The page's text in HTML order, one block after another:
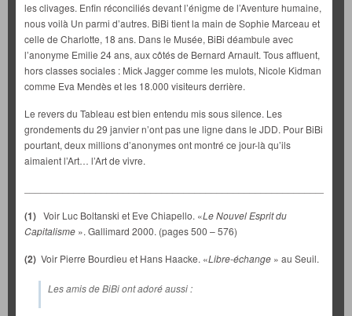
les clivages. Enfin réconciliés devant l’énigme de l’Aventure humaine,
nous voilà Un parmi d’autres. BiBi tient la main de Sophie Marceau et
celle de Charlotte, 18 ans. Dans le Musée, BiBi déambule avec
l’anonyme Emilie 24 ans, aux côtés de Bernard Arnault. Tous affluent,
hors classes sociales : Mick Jagger comme les mulots, Nicole Kidman
comme Eva Mendès et les 18.000 visiteurs derrière.
Le revers du Tableau est bien entendu mis sous silence. Les
grondements du 29 janvier n’ont pas une ligne dans le JDD. Pour BiBi
pourtant, deux millions d’anonymes ont montré ce jour-là qu’ils
aimaient l’Art… l’Art de vivre.
(1) Voir Luc Boltanski et Eve Chiapello. «Le Nouvel Esprit du
Capitalisme ». Gallimard 2000. (pages 500 – 576)
(2) Voir Pierre Bourdieu et Hans Haacke. «Libre-échange » au Seuil.
Les amis de BiBi ont adoré aussi :